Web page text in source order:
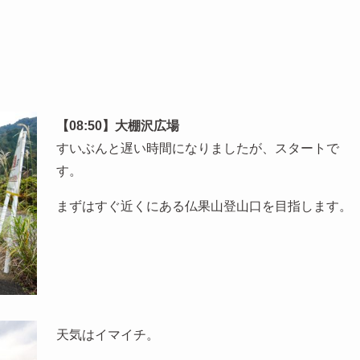
【08:50】大棚沢広場
すいぶんと遅い時間になりましたが、スタートで
す。
まずはすぐ近くにある仏果山登山口を目指します。
天気はイマイチ。